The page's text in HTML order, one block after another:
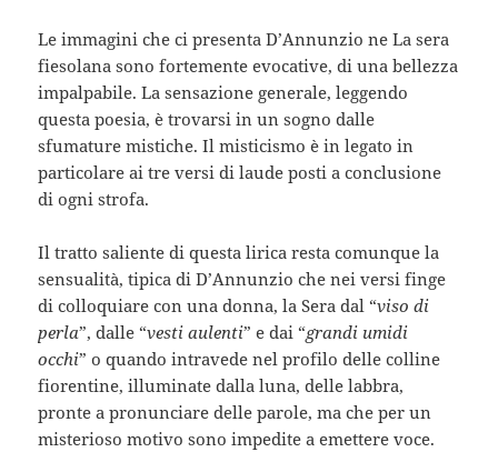
Le immagini che ci presenta D’Annunzio ne La sera
fiesolana sono fortemente evocative, di una bellezza
impalpabile. La sensazione generale, leggendo
questa poesia, è trovarsi in un sogno dalle
sfumature mistiche. Il misticismo è in legato in
particolare ai tre versi di laude posti a conclusione
di ogni strofa.
Il tratto saliente di questa lirica resta comunque la
sensualità, tipica di D’Annunzio che nei versi finge
di colloquiare con una donna, la Sera dal “viso di
perla”, dalle “vesti aulenti” e dai “grandi umidi
occhi” o quando intravede nel profilo delle colline
fiorentine, illuminate dalla luna, delle labbra,
pronte a pronunciare delle parole, ma che per un
misterioso motivo sono impedite a emettere voce.